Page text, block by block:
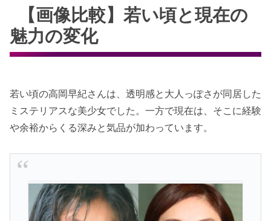
【画像比較】若い頃と現在の
魅力の変化
若い頃の高岡早紀さんは、透明感と大人っぽさが同居した
ミステリアスな美少女でした。一方で現在は、そこに経験
や余裕からくる深みと気品が加わっています。